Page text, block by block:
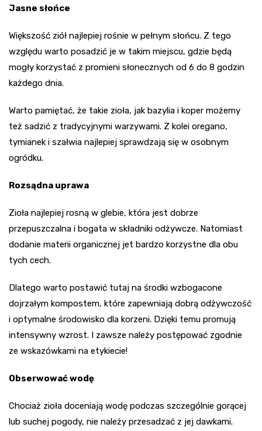
Jasne słońce
Większość ziół najlepiej rośnie w pełnym słońcu. Z tego
względu warto posadzić je w takim miejscu, gdzie będą
mogły korzystać z promieni słonecznych od 6 do 8 godzin
każdego dnia.
Warto pamiętać, że takie zioła, jak bazylia i koper możemy
też sadzić z tradycyjnymi warzywami. Z kolei oregano,
tymianek i szałwia najlepiej sprawdzają się w osobnym
ogródku.
Rozsądna uprawa
Zioła najlepiej rosną w glebie, która jest dobrze
przepuszczalna i bogata w składniki odżywcze. Natomiast
dodanie materii organicznej jet bardzo korzystne dla obu
tych cech.
Dlatego warto postawić tutaj na środki wzbogacone
dojrzałym kompostem, które zapewniają dobrą odżywczość
i optymalne środowisko dla korzeni. Dzięki temu promują
intensywny wzrost. I zawsze należy postępować zgodnie
ze wskazówkami na etykiecie!
Obserwować wodę
Chociaż zioła doceniają wodę podczas szczególnie gorącej
lub suchej pogody, nie należy przesadzać z jej dawkami.